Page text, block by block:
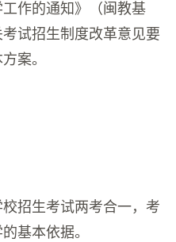
作的通知》（闽教基
考试招生制度改革意见要
案。
招生考试两考合一，考
基本依据。